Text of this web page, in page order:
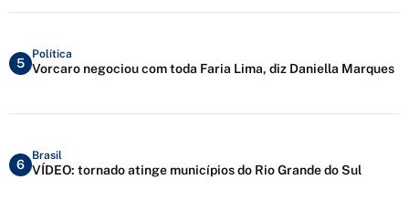
5
Política
Vorcaro negociou com toda Faria Lima, diz Daniella Marques
6
Brasil
VÍDEO: tornado atinge municípios do Rio Grande do Sul